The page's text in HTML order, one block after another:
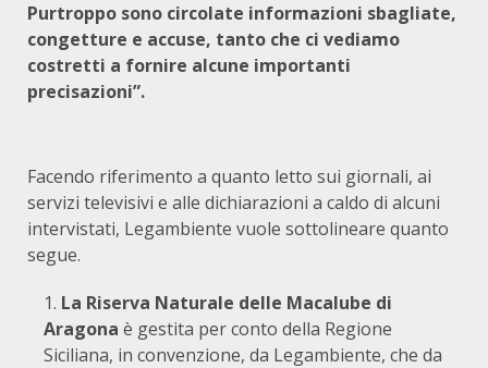
Purtroppo sono circolate informazioni sbagliate,
congetture e accuse, tanto che ci vediamo
costretti a fornire alcune importanti
precisazioni”.
Facendo riferimento a quanto letto sui giornali, ai
servizi televisivi e alle dichiarazioni a caldo di alcuni
intervistati, Legambiente vuole sottolineare quanto
segue.
La Riserva Naturale delle Macalube di
Aragona è gestita per conto della Regione
Siciliana, in convenzione, da Legambiente, che da